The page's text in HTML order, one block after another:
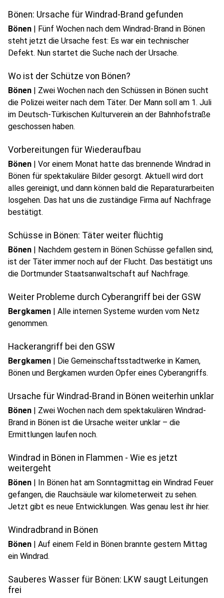
Bönen: Ursache für Windrad-Brand gefunden
Bönen | Fünf Wochen nach dem Windrad-Brand in Bönen
steht jetzt die Ursache fest: Es war ein technischer
Defekt. Nun startet die Suche nach der Ursache.
Wo ist der Schütze von Bönen?
Bönen | Zwei Wochen nach den Schüssen in Bönen sucht
die Polizei weiter nach dem Täter. Der Mann soll am 1. Juli
im Deutsch-Türkischen Kulturverein an der Bahnhofstraße
geschossen haben.
Vorbereitungen für Wiederaufbau
Bönen | Vor einem Monat hatte das brennende Windrad in
Bönen für spektakuläre Bilder gesorgt. Aktuell wird dort
alles gereinigt, und dann können bald die Reparaturarbeiten
losgehen. Das hat uns die zuständige Firma auf Nachfrage
bestätigt.
Schüsse in Bönen: Täter weiter flüchtig
Bönen | Nachdem gestern in Bönen Schüsse gefallen sind,
ist der Täter immer noch auf der Flucht. Das bestätigt uns
die Dortmunder Staatsanwaltschaft auf Nachfrage.
Weiter Probleme durch Cyberangriff bei der GSW
Bergkamen | Alle internen Systeme wurden vom Netz
genommen.
Hackerangriff bei den GSW
Bergkamen | Die Gemeinschaftsstadtwerke in Kamen,
Bönen und Bergkamen wurden Opfer eines Cyberangriffs.
Ursache für Windrad-Brand in Bönen weiterhin unklar
Bönen | Zwei Wochen nach dem spektakulären Windrad-
Brand in Bönen ist die Ursache weiter unklar – die
Ermittlungen laufen noch.
Windrad in Bönen in Flammen - Wie es jetzt
weitergeht
Bönen | In Bönen hat am Sonntagmittag ein Windrad Feuer
gefangen, die Rauchsäule war kilometerweit zu sehen.
Jetzt gibt es neue Entwicklungen. Was genau lest ihr hier.
Windradbrand in Bönen
Bönen | Auf einem Feld in Bönen brannte gestern Mittag
ein Windrad.
Sauberes Wasser für Bönen: LKW saugt Leitungen
frei